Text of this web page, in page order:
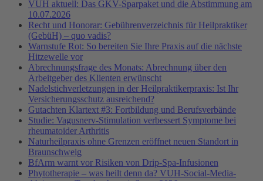
VUH aktuell: Das GKV-Sparpaket und die Abstimmung am
10.07.2026
Recht und Honorar: Gebührenverzeichnis für Heilpraktiker
(GebüH) – quo vadis?
Warnstufe Rot: So bereiten Sie Ihre Praxis auf die nächste
Hitzewelle vor
Abrechnungsfrage des Monats: Abrechnung über den
Arbeitgeber des Klienten erwünscht
Nadelstichverletzungen in der Heilpraktikerpraxis: Ist Ihr
Versicherungsschutz ausreichend?
Gutachten Klartext #3: Fortbildung und Berufsverbände
Studie: Vagusnerv-Stimulation verbessert Symptome bei
rheumatoider Arthritis
Naturheilpraxis ohne Grenzen eröffnet neuen Standort in
Braunschweig
BfArm warnt vor Risiken von Drip-Spa-Infusionen
Phytotherapie – was heilt denn da? VUH-Social-Media-